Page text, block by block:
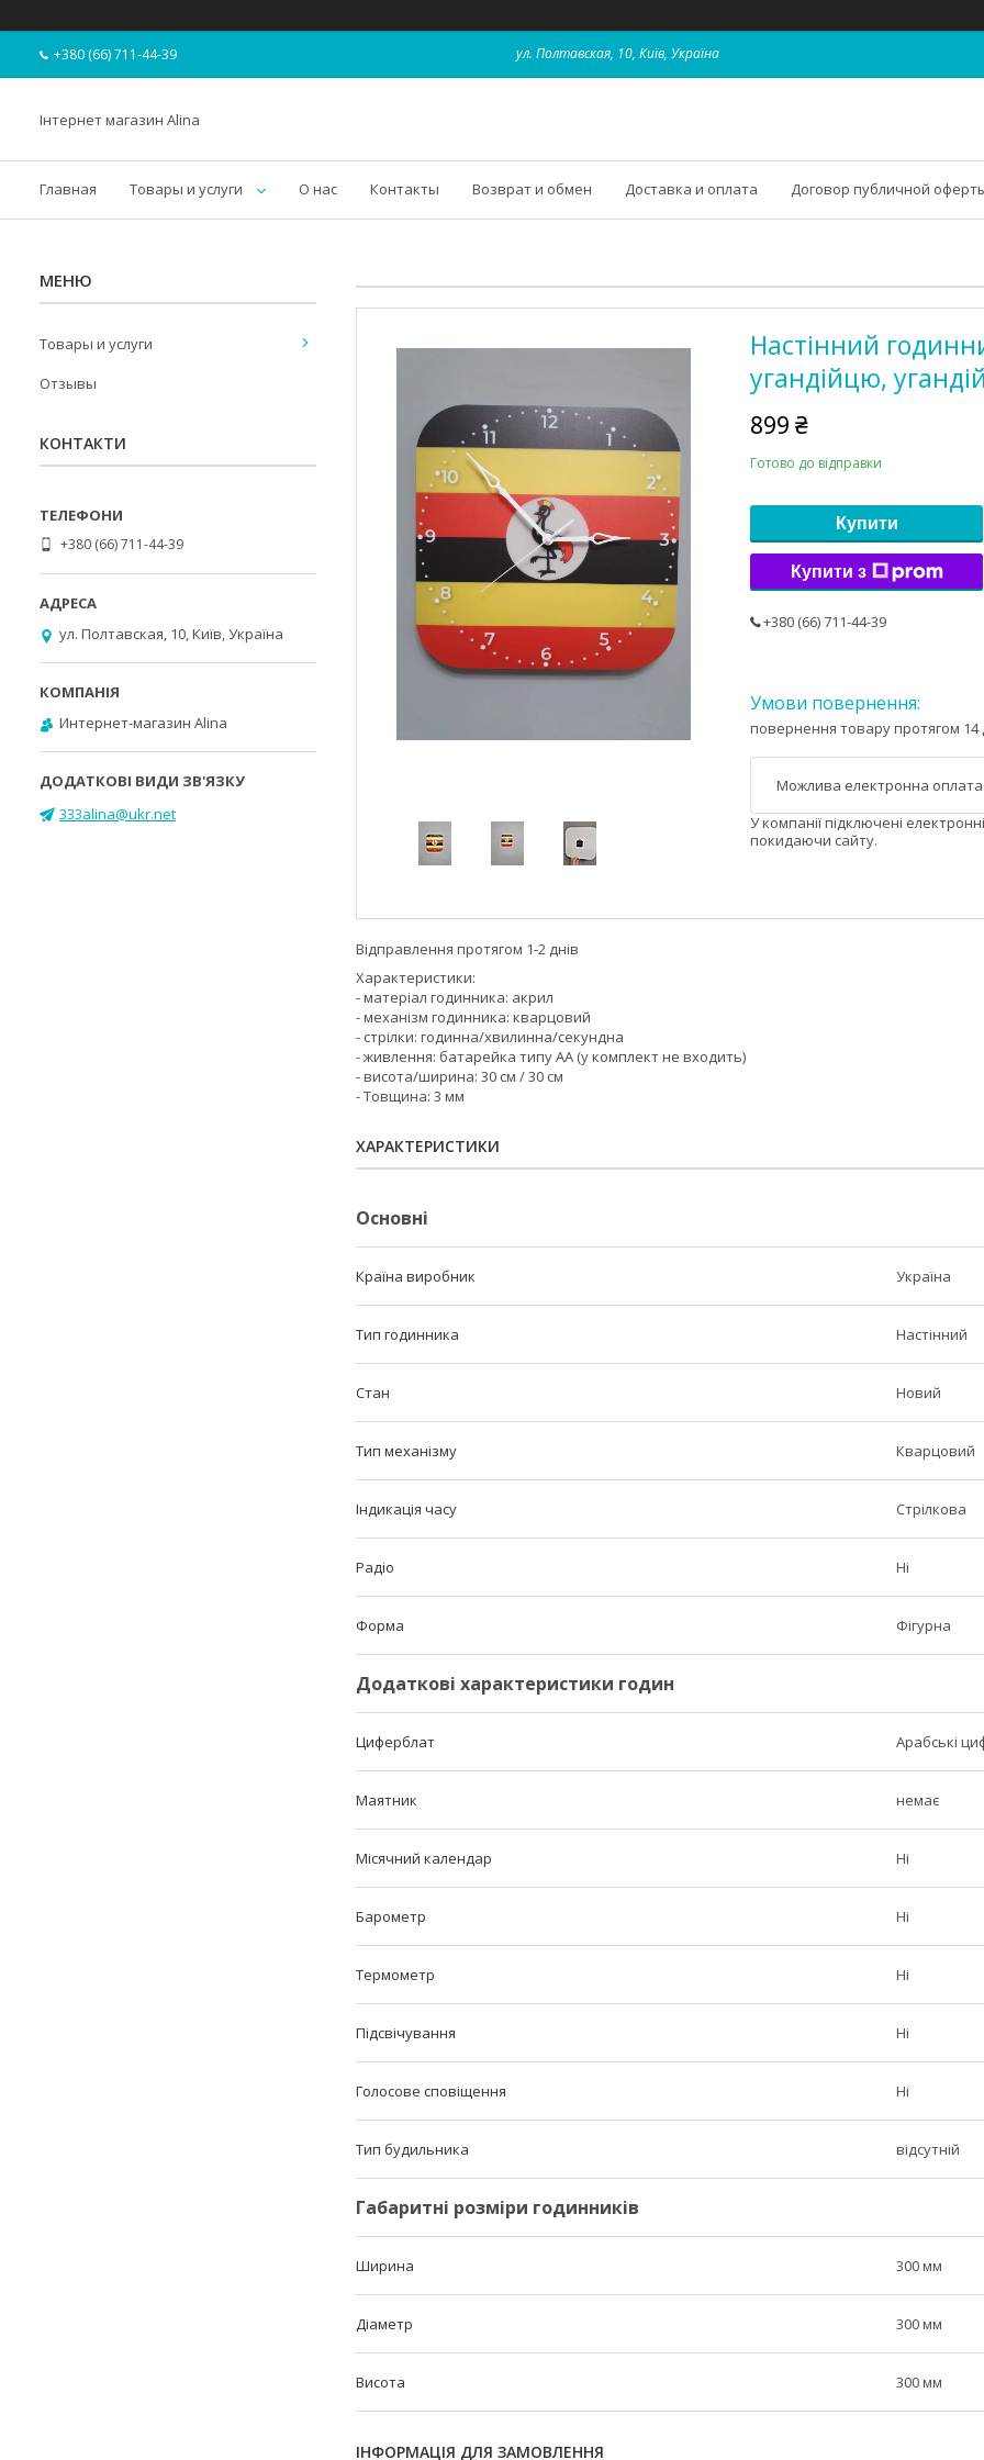
+380 (66) 711-44-39 ул. Полтавская, 10, Київ, Україна
Інтернет магазин Alina
Главная Товары и услуги О нас Контакты Возврат и обмен Доставка и оплата Договор публичной
Настінний
угандійцю,
899 ₴
Готово до відправки
Купити
Купити з
+380 (66) 711-44-39
повернення товару протягом 14
У компанії підключені
покидаючи сайту.
Відправлення протягом 1-2 днів
Характеристики:
- матеріал годинника: акрил
- механізм годинника: кварцовий
- стрілки: годинна/хвилинна/секундна
- живлення: батарейка типу АА (у комплект не входить)
- висота/ширина: 30 см / 30 см
- Товщина: 3 мм
ХАРАКТЕРИСТИКИ
Основні
Країна виробник Україна
Тип годинника Настінний
Стан Новий
Тип механізму Кварцовий
Індикація часу Стрілкова
Радіо Ні
Форма Фігурна
Додаткові характеристики годин
Циферблат Арабські
Маятник немає
Місячний календар Ні
Барометр Ні
Термометр Ні
Підсвічування Ні
Голосове сповіщення Ні
Тип будильника відсутній
Габаритні розміри годинників
Ширина 300 мм
Діаметр 300 мм
Висота 300 мм
ІНФОРМАЦІЯ ДЛЯ ЗАМОВЛЕННЯ
Товары и услуги
Отзывы
КОНТАКТИ
+380 (66) 711-44-39
ул. Полтавская, 10, Київ, Україна
Интернет-магазин Alina
333alina@ukr.net